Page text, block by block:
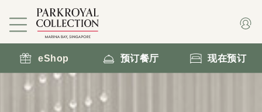
eShop 预订餐厅 现在预订